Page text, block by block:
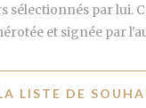
sélectionnés par lui.
et signée par
LISTE DE